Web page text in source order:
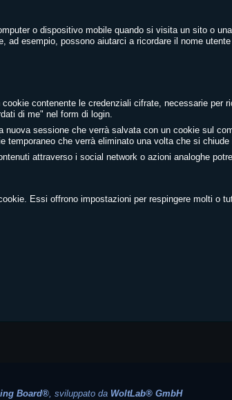
o dispositivo mobile quando si visita un sito o
esempio, possono aiutarci a ricordare il nome
contenente le credenziali cifrate, necessarie per
di me" nel form di login.
sessione che verrà salvata con un cookie sul
che verrà eliminato una volta che si chiude
attraverso i social network o azioni analoghe
Essi offrono impostazioni per respingere molti o
Board®, sviluppato da WoltLab® GmbH